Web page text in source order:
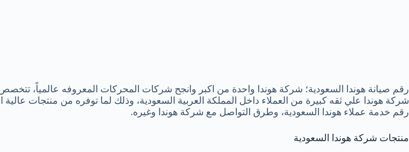
رقم صيانة هوندا السعودية؛ شركة هوندا واحدة من اكبر وانجح شركات المحركات المعروفه عالمياً، تتخصص
شركة هوندا علي ثقه كبيرة من العملاء داخل المملكة العربية السعودية، وذلك لما توفره من منتجات
رقم خدمة عملاء هوندا السعودية، وطرق التواصل مع شركة هوندا وغيره.
منتجات شركة هوندا السعودية